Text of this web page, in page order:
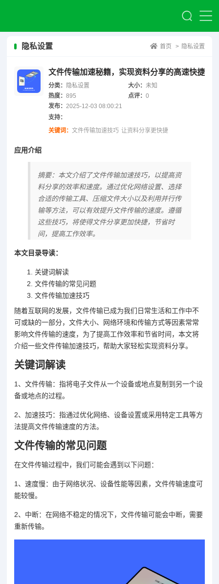
隐私设置 首页 > 隐私设置
文件传输加速秘籍，实现资料分享的高速快捷
分类： 隐私设置 大小：未知
热度： 895 点评：0
发布： 2025-12-03 08:00:21
支持：
关键词： 文件传输加速技巧 让资料分享更快捷
应用介绍
摘要：本文介绍了文件传输加速技巧，以提高资
料分享的效率和速度。通过优化网络设置、选择
合适的传输工具、压缩文件大小以及利用并行传
输等方法，可以有效提升文件传输的速度。遵循
这些技巧，将使得文件分享更加快捷，节省时
间，提高工作效率。
本文目录导读：
关键词解读
文件传输的常见问题
文件传输加速技巧
随着互联网的发展，文件传输已成为我们日常生活和工作中不
可或缺的一部分，文件大小、网络环境和传输方式等因素常常
影响文件传输的速度，为了提高工作效率和节省时间，本文将
介绍一些文件传输加速技巧，帮助大家轻松实现资料分享。
关键词解读
1、文件传输：指将电子文件从一个设备或地点复制到另一个设
备或地点的过程。
2、加速技巧：指通过优化网络、设备设置或采用特定工具等方
法提高文件传输速度的方法。
文件传输的常见问题
在文件传输过程中，我们可能会遇到以下问题：
1、速度慢：由于网络状况、设备性能等因素，文件传输速度可
能较慢。
2、中断：在网络不稳定的情况下，文件传输可能会中断，需要
重新传输。